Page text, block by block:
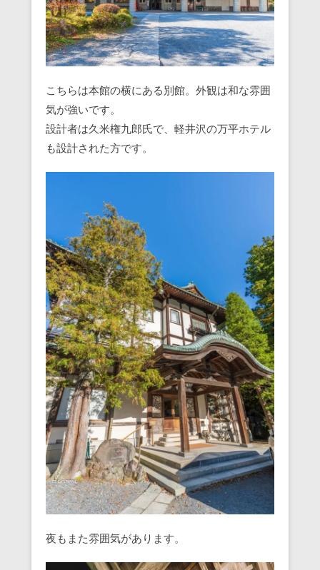
こちらは本館の横にある別館。外観は和な雰囲
気が強いです。
設計者は久米権九郎氏で、軽井沢の万平ホテル
も設計された方です。
夜もまた雰囲気があります。